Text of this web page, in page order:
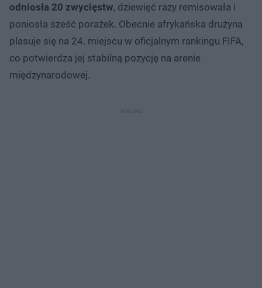
odniosła 20 zwycięstw, dziewięć razy remisowała i
poniosła sześć porażek. Obecnie afrykańska drużyna
plasuje się na 24. miejscu w oficjalnym rankingu FIFA,
co potwierdza jej stabilną pozycję na arenie
międzynarodowej.